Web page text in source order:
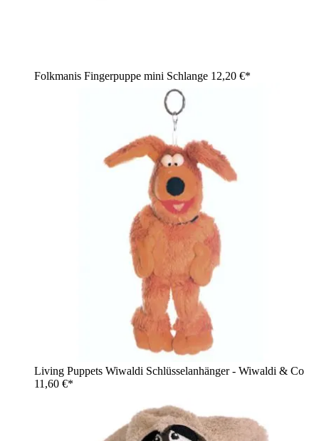
Folkmanis Fingerpuppe mini Schlange 12,20 €*
Living Puppets Wiwaldi Schlüsselanhänger - Wiwaldi & Co
11,60 €*